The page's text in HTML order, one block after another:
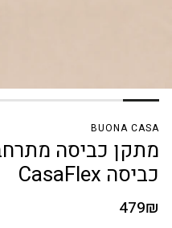
BUONA CASA
כביסה CasaFlex
מחיר
479₪